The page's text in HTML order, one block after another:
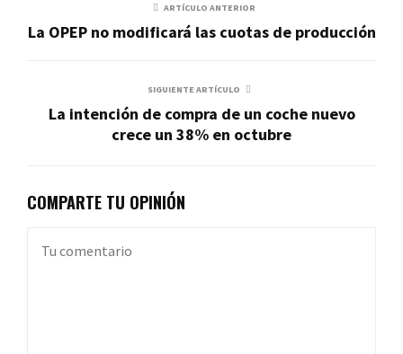
ARTÍCULO ANTERIOR
La OPEP no modificará las cuotas de producción
SIGUIENTE ARTÍCULO
La intención de compra de un coche nuevo
crece un 38% en octubre
COMPARTE TU OPINIÓN